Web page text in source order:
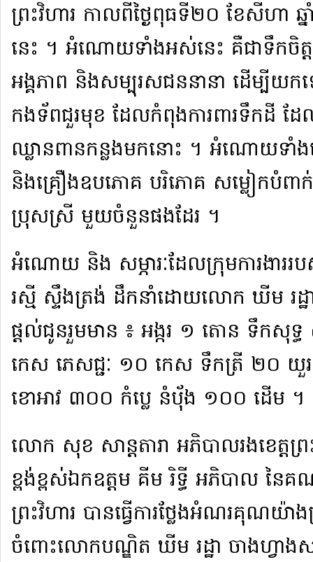
ព្រះវិហារ កាលពី​ថ្ងៃ​ពុធ​ទី​២០ ខែ​សីហា
នេះ ។ អំណោយ​ទាំងអស់​នេះ គឺជា​ទឹកចិត្ត​រ
អង្គភាព និង​សម្បុរ​ស​ជន​នានា ដើម្បី​យក​
កងទ័ព​ជួរ​មុខ ដែល​កំពុង​ការពារ​ទឹកដី ដ
ឈ្លានពាន​កន្លងមក​នោះ ។ អំណោយ​ទាំងន
និង​គ្រឿងឧបភោគ បរិភោគ សម្លៀក​បំពា
ប្រុស​ស្រី មួយចំនួន​ផង​ដែរ ។​
អំណោយ និង សម្ភារៈ​ដែល​ក្រុមការងារ​រ
រស្មី ស្ទឹងត្រង់ ដឹកនាំ​ដោយ​លោក ឃីម រដ្
ផ្តល់ជូន​រួមមាន ៖ អង្ករ ១ តោន ទឹក​សុ
កេស ភេសជ្ជៈ ១០ កេស ទឹកត្រី ២០
ខោអាវ ៣០០ កំប្លេ នំ​បុ័ង ១០០ ដើម ។​
លោក សុខ សាន្ត​តារា អភិបាលរង​ខេត្ត​ព្
ខ្ពង់ខ្ពស់​ឯកឧត្តម គីម រិទ្ធី អភិបាល នៃ​គ
ព្រះវិហារ បានធ្វើការ​ថ្លែងអំណរគុណ​យ៉
ចំពោះ​លោក​បណ្ឌិត ឃីម រដ្ឋា ចាងហ្វាង​ស